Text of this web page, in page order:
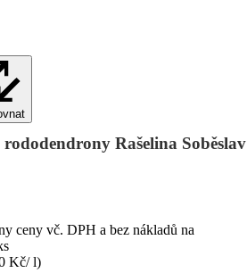
Rašelina Soběslav
ceny vč. DPH a bez nákladů na
Kč/ l)